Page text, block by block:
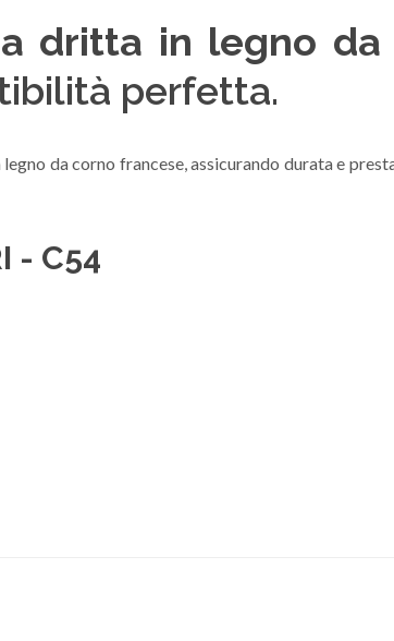
dritta in legno da
perfetta.
da corno francese, assicurando durata e
- C54